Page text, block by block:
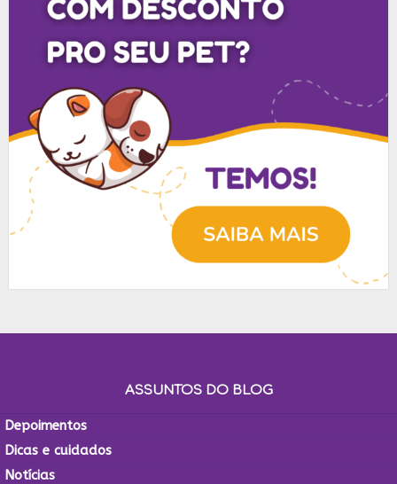
ASSUNTOS DO BLOG
Depoimentos
Dicas e cuidados
Notícias